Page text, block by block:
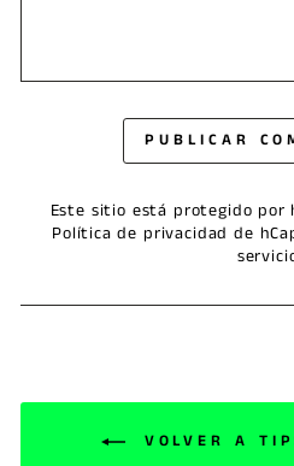
PUBLICAR
Este sitio está protegido por
Política de privacidad de
VOLVER A